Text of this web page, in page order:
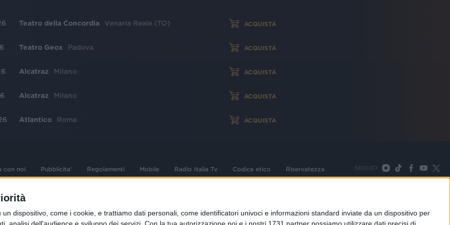
dispositivo, come i cookie, e trattiamo dati personali, come identificatori univoci e informazioni standard inviate da un dispositivo per
Teatro della Concordia Venaria Reale (TO) ACQUISTA
Teatro Geox Padova ACQUISTA
Alcatraz Milano ACQUISTA
Alcatraz Milano ACQUISTA
Atlantico Roma ACQUISTA
con noi Pubblicita' Regolamenti Mobile Radio Italia Tv Codice etico Riservatezza SEGUICI
d'autore e dei diritti
02 25444220